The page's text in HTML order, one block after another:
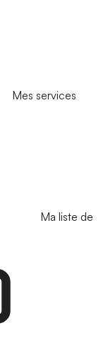
Mes services
Ma liste de